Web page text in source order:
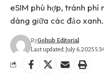
eSIM phù hợp, tránh phí
dàng giữa các đảo xanh.
Last updated: July 6, 2025
ByGohub Editorial